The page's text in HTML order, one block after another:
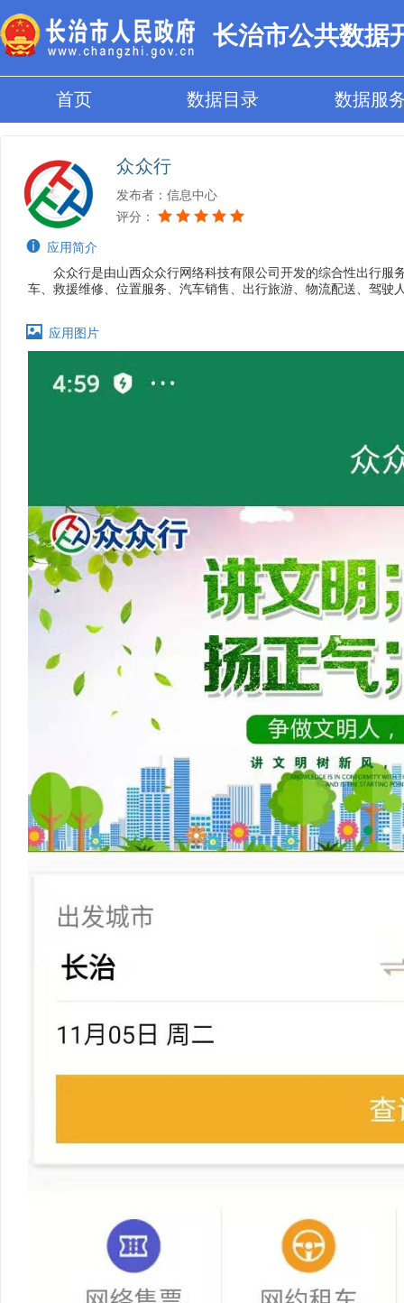
长治市公共数据
首页 数据目录 数据服
众众行
发布者：信息中心
评分：
 应用简介
众众行是由山西众众行网络科技有限公司开发的综合性出行
车、救援维修、位置服务、汽车销售、出行旅游、物流配送、驾驶
 应用图片